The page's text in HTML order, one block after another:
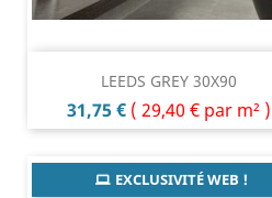
LEEDS GREY 30X90
Prix
31,75 € ( 29,40 € par m² )
EXCLUSIVITÉ WEB !